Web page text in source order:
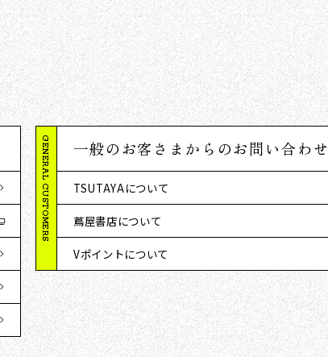
GENERAL CUSTOMERS 一般のお客さまからのお問い合わせ
TSUTAYAについて
蔦屋書店について
Vポイントについて